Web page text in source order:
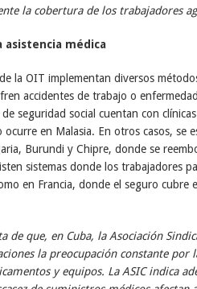
la cobertura de los trabajadores
asistencia médica
la OIT implementan diversos
accidentes de trabajo o
seguridad social cuentan con
en Malasia. En otros casos, se
Burundi y Chipre, donde se
sistemas donde los trabajadores
en Francia, donde el seguro cubre
de que, en Cuba, la Asociación
la preocupación constante por
y equipos. La ASIC indica